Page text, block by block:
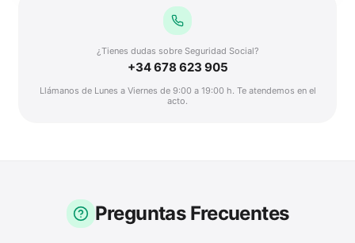
¿Tienes dudas sobre Seguridad Social?
+34 678 623 905
Llámanos de Lunes a Viernes de 9:00 a 19:00 h. Te atendemos en el
acto.
Preguntas Frecuentes